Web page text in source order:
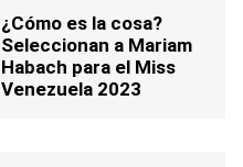
¿Cómo es la cosa?
Seleccionan a Mariam
Habach para el Miss
Venezuela 2023